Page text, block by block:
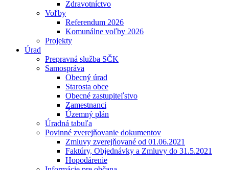
Zdravotníctvo
Voľby
Referendum 2026
Komunálne voľby 2026
Projekty
Úrad
Prepravná služba SČK
Samospráva
Obecný úrad
Starosta obce
Obecné zastupiteľstvo
Zamestnanci
Územný plán
Úradná tabuľa
Povinné zverejňovanie dokumentov
Zmluvy zverejňované od 01.06.2021
Faktúry, Objednávky a Zmluvy do 31.5.2021
Hopodárenie